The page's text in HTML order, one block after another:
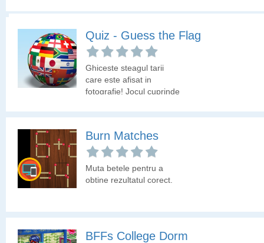
Horse Care and Riding
Ingrijeste caii de la
Quiz - Guess the Flag
Ghiceste steagul tarii
care este afisat in
fotografie! Jocul cuprinde
Burn Matches
Muta betele pentru a
obtine rezultatul corect.
BFFs College Dorm